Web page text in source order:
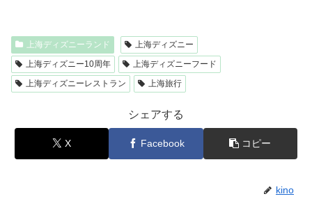
上海ディズニーランド
上海ディズニー
上海ディズニー10周年
上海ディズニーフード
上海ディズニーレストラン
上海旅行
シェアする
X Facebook コピー
kino